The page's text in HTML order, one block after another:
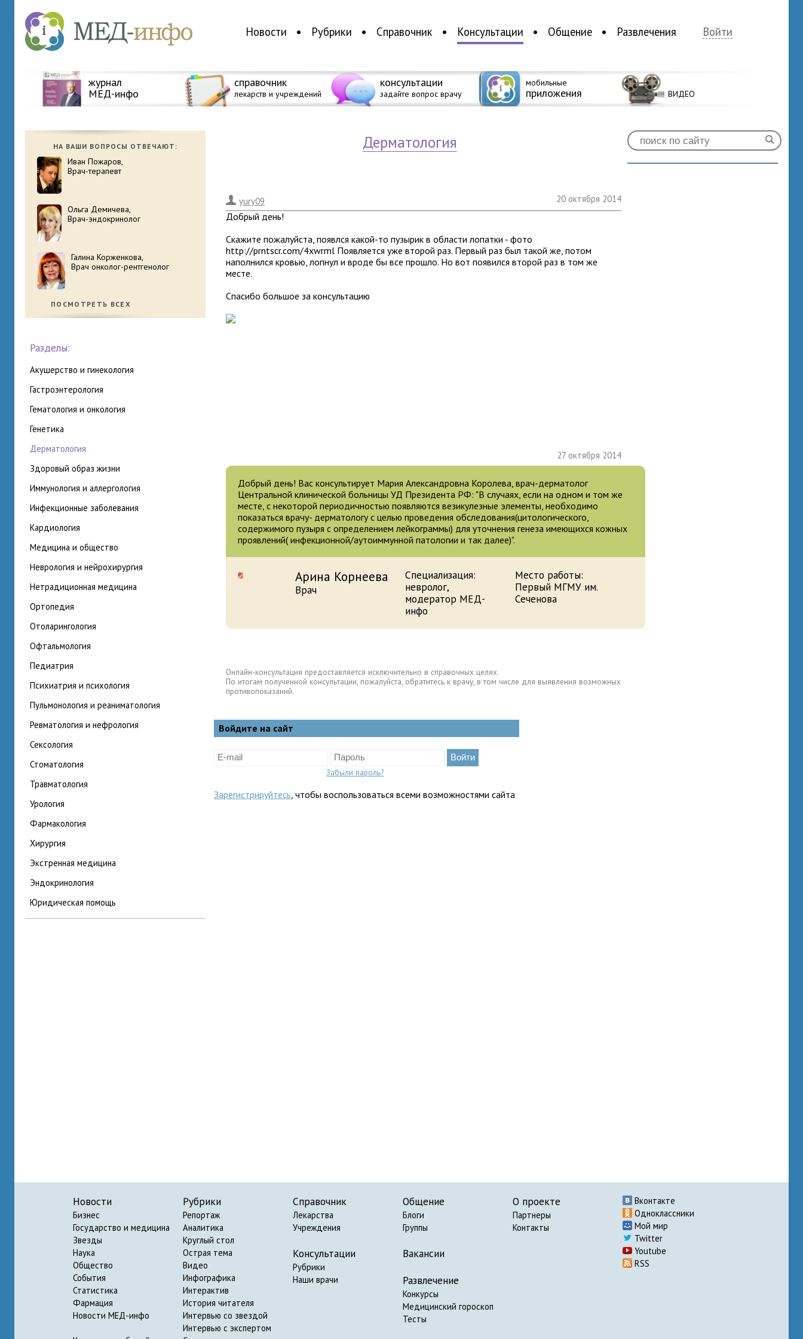
Новости Рубрики Справочник Консультации Общение Развлечения Войти
журнал
МЕД-инфо
справочник
лекарств и учреждений
консультации
задайте вопрос врачу
мобильные
приложения ВИДЕО
НА ВАШИ ВОПРОСЫ ОТВЕЧАЮТ:
Иван Пожаров,
Врач-терапевт
Ольга Демичева,
Врач-эндокринолог
Галина Корженкова,
Врач онколог-рентгенолог
ПОСМОТРЕТЬ ВСЕХ
Разделы:
акушерство и гинекология
гастроэнтерология
гематология и онкология
генетика
дерматология
здоровый образ жизни
иммунология и аллергология
инфекционные заболевания
кардиология
медицина и общество
неврология и нейрохирургия
нетрадиционная медицина
ортопедия
отоларингология
офтальмология
педиатрия
психиатрия и психология
пульмонология и реаниматология
ревматология и нефрология
сексология
стоматология
травматология
урология
фармакология
хирургия
экстренная медицина
эндокринология
юридическая помощь
дерматология
. yury09 20 октября 2014
Добрый день!
Скажите пожалуйста, появлся какой-то пузырик в области лопатки - фото
http://prntscr.com/4xwrml Появляется уже второй раз. Первый раз был такой же, потом
наполнился кровью, лопнул и вроде бы все прошло. Но вот появился второй раз в том же
месте.
Спасибо большое за консультацию
27 октября 2014
Добрый день! Вас консультирует Мария Александровна Королева, врач-дерматолог
Центральной клинической больницы УД Президента РФ: "В случаях, если на одном и том же
месте, с некоторой периодичностью появляются везикулезные элементы, необходимо
показаться врачу- дерматологу с целью проведения обследования(цитологического,
содержимого пузыря с определением лейкограммы) для уточнения генеза имеющихся кожных
проявлений( инфекционной/аутоиммунной патологии и так далее)".
Арина Корнеева
Врач
Специализация:
невролог,
модератор МЕД-
инфо
Место работы:
Первый МГМУ им.
Сеченова
Онлайн-консультация предоставляется исключительно в справочных целях.
По итогам полученной консультации, пожалуйста, обратитесь к врачу, в том числе для выявления возможных
противопоказаний.
Войдите на сайт
Забыли пароль?
Зарегистрируйтесь, чтобы воспользоваться всеми возможностями сайта
Новости
Бизнес
Государство и медицина
Звезды
Наука
Общество
События
Статистика
Фармация
Новости МЕД-инфо
Рубрики
Репортаж
Аналитика
Круглый стол
Острая тема
Видео
Инфографика
Интерактив
История читателя
Интервью со звездой
Интервью с экспертом
Справочник
Лекарства
Учреждения
Консультации
Рубрики
Наши врачи
Общение
Блоги
Группы
Вакансии
Развлечение
Конкурсы
Медицинский гороскоп
Тесты
О проекте
Партнеры
Контакты
Вконтакте
Одноклассники
Мой мир
Twitter
Youtube
RSS